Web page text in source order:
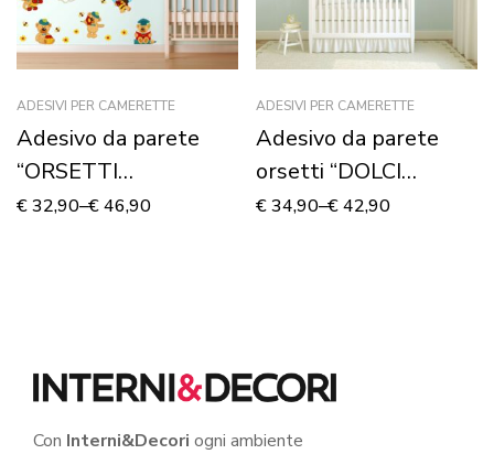
ADESIVI PER CAMERETTE
Adesivo da parete
“ORSETTI
DIVERTENTI” –
€32,90–€46,90
ADESIVI PER CAMERETTE
Adesivo da parete
orsetti “DOLCI
SOGNI” – Adesivo
€34,90–€42,90
Con Interni&Decori ogni ambiente